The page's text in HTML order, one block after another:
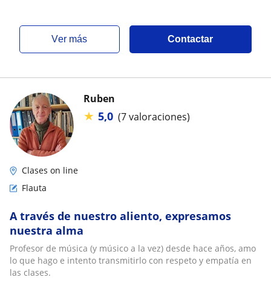
ver más Contactar
Ruben
★ 5,0 (7 valoraciones)
Clases on line
Flauta
A través de nuestro aliento, expresamos
nuestra alma
Profesor de música (y músico a la vez) desde hace años, amo
lo que hago e intento transmitirlo con respeto y empatía en
las clases.